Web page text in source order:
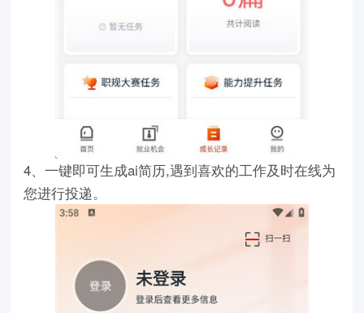
4、一键即可生成ai简历,遇到喜欢的工作及时在线为
您进行投递。